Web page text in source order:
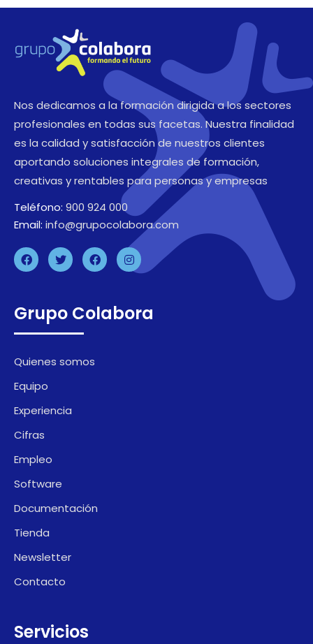
Nos dedicamos a la formación dirigida a los sectores
profesionales en todas sus facetas. Nuestra finalidad
es la calidad y satisfacción de nuestros clientes
aportando soluciones integrales de formación,
creativas y rentables para personas y empresas
Teléfono: 900 924 000
Email: info@grupocolabora.com
Grupo Colabora
Quienes somos
Equipo
Experiencia
Cifras
Empleo
Software
Documentación
Tienda
Newsletter
Contacto
Servicios